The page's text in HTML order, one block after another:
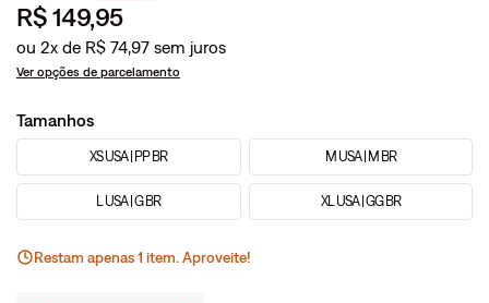
R$149,95
ou 2x de R$ 74,97
Ver opções de parcelamento
Tamanhos
XS USA | PP BR M USA | M BR
L USA | G BR XL USA | GG BR
Restam apenas1 item. Aproveite!